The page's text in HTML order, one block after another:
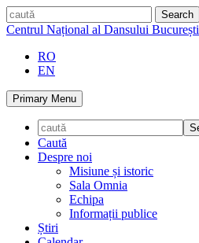
Skip
to
caută
Centrul Național al Dansului București
RO
EN
Primary Menu
Caută
Despre noi
Misiune și istoric
Sala Omnia
Echipa
Informații publice
Știri